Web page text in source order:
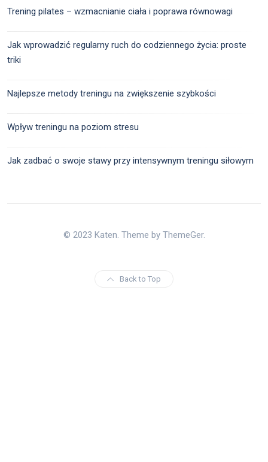
Trening pilates – wzmacnianie ciała i poprawa równowagi
Jak wprowadzić regularny ruch do codziennego życia: proste
triki
Najlepsze metody treningu na zwiększenie szybkości
Wpływ treningu na poziom stresu
Jak zadbać o swoje stawy przy intensywnym treningu siłowym
© 2023 Katen. Theme by ThemeGer.
Back to Top